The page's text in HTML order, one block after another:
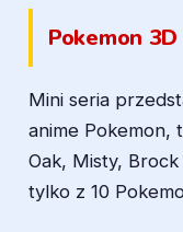
Pokemon
Mini seria
anime Pokemon,
Oak, Misty, Brock
tylko z 10